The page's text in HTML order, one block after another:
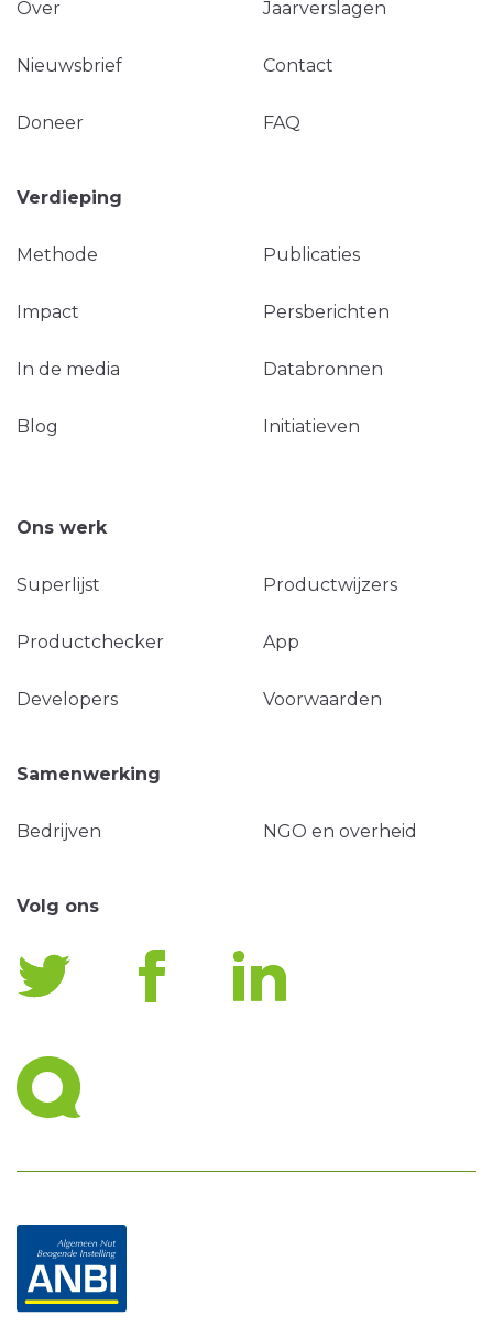
Over Jaarverslagen
Nieuwsbrief Contact
Doneer FAQ
Verdieping
Methode Publicaties
Impact Persberichten
In de media Databronnen
Blog Initiatieven
Ons werk
Superlijst Productwijzers
Productchecker App
Developers Voorwaarden
Samenwerking
Bedrijven NGO en overheid
Volg ons